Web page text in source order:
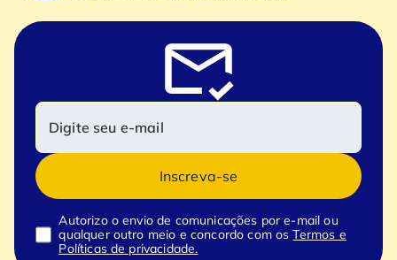
Inscreva-se
Autorizo o envio de comunicações por e-mail ou
qualquer outro meio e concordo com osTermos e
Políticas de privacidade.